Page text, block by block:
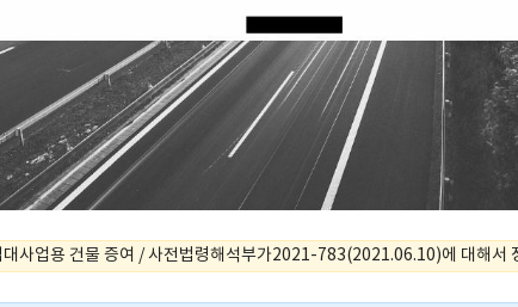
대사업용 건물 증여 / 사전법령해석부가2021-783(2021.06.10)에 대해서